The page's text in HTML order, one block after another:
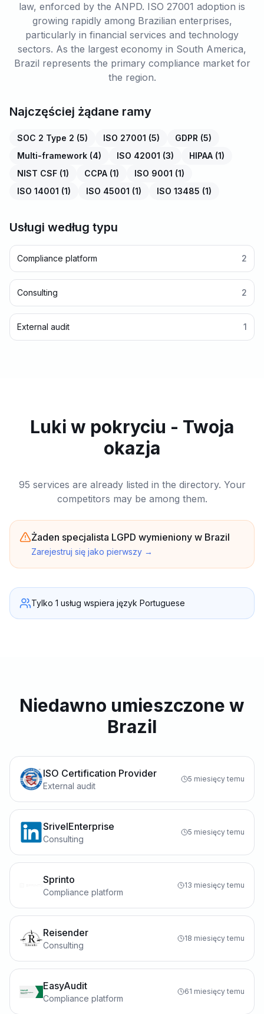
law, enforced by the ANPD. ISO 27001 adoption is
growing rapidly among Brazilian enterprises,
particularly in financial services and technology
sectors. As the largest economy in South America,
Brazil represents the primary compliance market for
the region.
Najczęściej żądane ramy
SOC 2 Type 2 (5) ISO 27001 (5) GDPR (5)
Multi-framework (4) ISO 42001 (3) HIPAA (1)
NIST CSF (1) CCPA (1) ISO 9001 (1)
ISO 14001 (1) ISO 45001 (1) ISO 13485 (1)
Usługi według typu
Compliance platform 2
Consulting 2
External audit 1
Luki w pokryciu - Twoja
okazja
95 services are already listed in the directory. Your
competitors may be among them.
Żaden specjalista LGPD wymieniony w Brazil
Zarejestruj się jako pierwszy →
Tylko 1 usług wspiera język Portuguese
Niedawno umieszczone w
Brazil
ISO Certification Provider
External audit
5 miesięcy temu
SrivelEnterprise
Consulting
5 miesięcy temu
Sprinto
Compliance platform
13 miesięcy temu
Reisender
Consulting
18 miesięcy temu
EasyAudit
Compliance platform
61 miesięcy temu